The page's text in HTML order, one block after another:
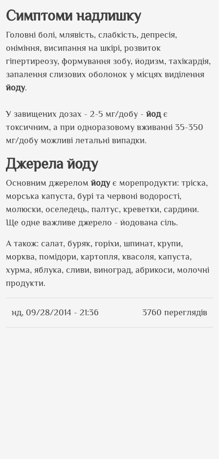
Симптоми надлишку
Головні болі, млявість, слабкість, депресія,
оніміння, висипання на шкірі, розвиток
гіпертиреозу, формування зобу, йодизм, тахікардія,
запалення слизових оболонок у місцях виділення
йоду.
У завищених дозах - 2-5 мг/добу - йод є
токсичним, а при одноразовому вживанні 35-350
мг/добу можливі летальні випадки.
Джерела йоду
Основним джерелом йоду є морепродукти: тріска,
морська капуста, бурі та червоні водорості,
молюски, оселедець, палтус, креветки, сардини.
Ще одне важливе джерело - йодована сіль.
А також: салат, буряк, горіхи, шпинат, крупи,
морква, помідори, картопля, квасоля, капуста,
хурма, яблука, сливи, виноград, абрикоси, молочні
продукти.
нд, 09/28/2014 - 21:36 3760 переглядів